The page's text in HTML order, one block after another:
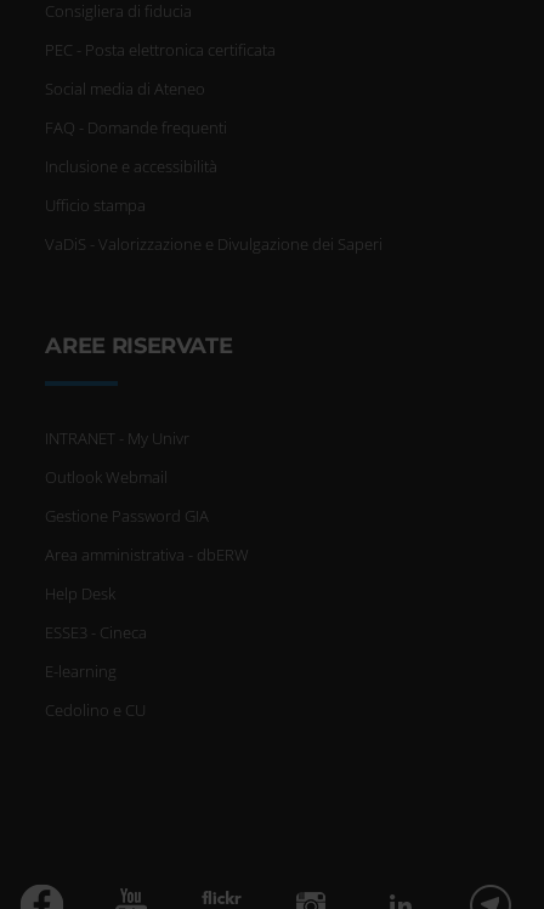
Consigliera di fiducia
PEC - Posta elettronica certificata
Social media di Ateneo
FAQ - Domande frequenti
Inclusione e accessibilità
Ufficio stampa
VaDiS - Valorizzazione e Divulgazione dei Saperi
AREE RISERVATE
INTRANET - My Univr
Outlook Webmail
Gestione Password GIA
Area amministrativa - dbERW
Help Desk
ESSE3 - Cineca
E-learning
Cedolino e CU